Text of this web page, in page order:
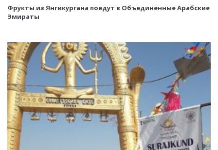
Фрукты из Янгикургана поедут в Объединенные Арабские
Эмираты